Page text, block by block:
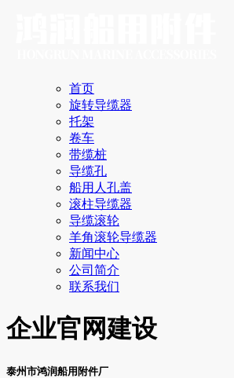
首页
旋转导缆器
托架
卷车
带缆桩
导缆孔
船用人孔盖
滚柱导缆器
导缆滚轮
羊角滚轮导缆器
新闻中心
公司简介
联系我们
企业官网建设
泰州市鸿润船用附件厂